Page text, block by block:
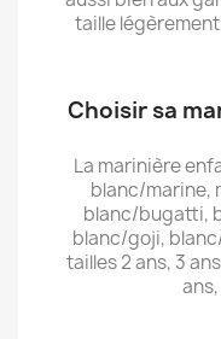
taille
Choisir sa
La marinière
blanc/marine,
blanc/bugatti,
blanc/goji,
tailles 2 ans, 3
ans,